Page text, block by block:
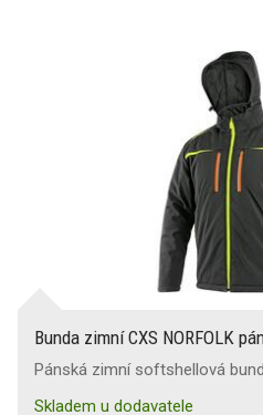
Bunda zimní CXS NORFOLK
Pánská zimní softshellová
Skladem u dodavatele